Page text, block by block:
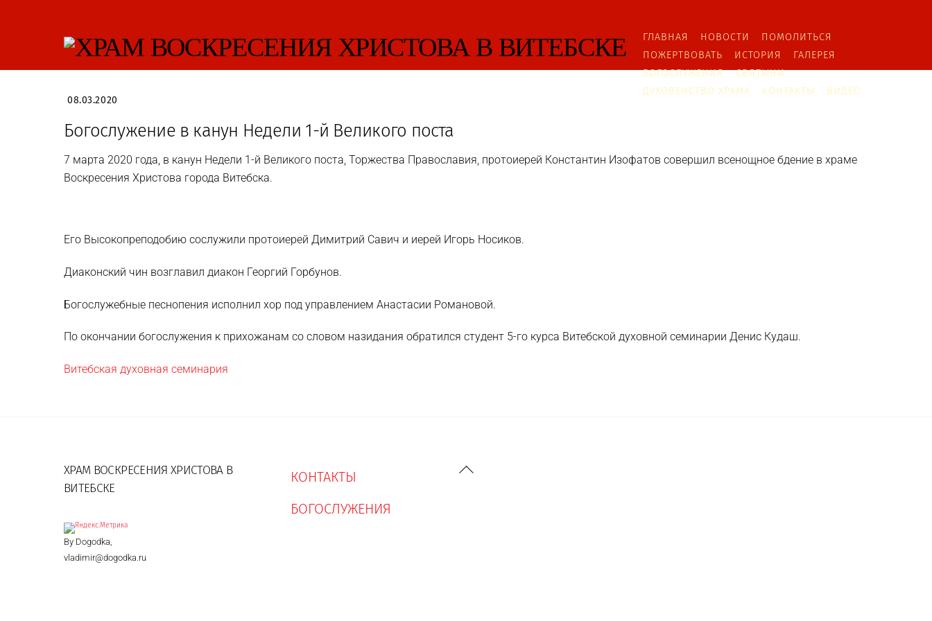
ГЛАВНАЯ НОВОСТИ
ПОМОЛИТЬСЯ
ПОЖЕРТВОВАТЬ
ИСТОРИЯ
ГАЛЕРЕЯ
БОГОСЛУЖЕНИЯ
СВЯТЫНИ
ДУХОВЕНСТВО ХРАМА
КОНТАКТЫ ВИДЕО
08.03.2020
Богослужение в канун Недели 1-й Великого поста
7 марта 2020 года, в канун Недели 1-й Великого поста, Торжества Православия, протоиерей Константин Изофатов совершил всенощное бдение в храме
Воскресения Христова города Витебска.
Его Высокопреподобию сослужили протоиерей Димитрий Савич и иерей Игорь Носиков.
Диаконский чин возглавил диакон Георгий Горбунов.
Богослужебные песнопения исполнил хор под управлением Анастасии Романовой.
По окончании богослужения к прихожанам со словом назидания обратился студент 5-го курса Витебской духовной семинарии Денис Кудаш.
Витебская духовная семинария
To
Top
ХРАМ ВОСКРЕСЕНИЯ ХРИСТОВА В
ВИТЕБСКЕ
By Dogodka,
vladimir@dogodka.ru
КОНТАКТЫ
БОГОСЛУЖЕНИЯ